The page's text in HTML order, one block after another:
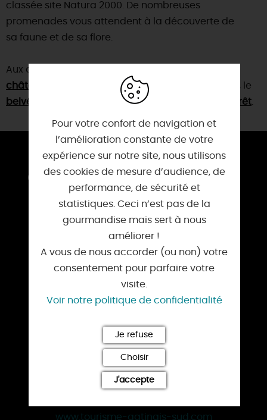
classée site Natura 2000. De nombreuses
promenades vous attendent à la découverte de
sa faune et de sa flore.
Aux alentours, nous vous conseillons de visiter : le
château de Bellegarde
, les jardins de la Javelière
, le
belvédère des Caillettes
et le musée Poterie et Forêt
COMMENT S'Y RENDRE ?
INFORMATION :
Mairie :
2 Place Louis Croum
02 38 90 11 16
mairie-freville@wanadoo.fr
www.frevilledugatinais.fr
www.tourisme-gatinais-sud.com
Pour votre confort de navigation et
l’amélioration constante de votre
expérience sur notre site, nous utilisons
des cookies de mesure d’audience, de
performance, de sécurité et
statistiques. Ceci n’est pas de la
gourmandise mais sert à nous
améliorer !
A vous de nous accorder (ou non) votre
consentement pour parfaire votre
visite.
Voir notre politique de confidentialité
Je refuse
Choisir
J'accepte